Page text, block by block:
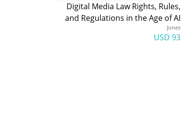
Digital Media Law Rights, Rules,
and Regulations in the Age of AI
Jones
93 USD